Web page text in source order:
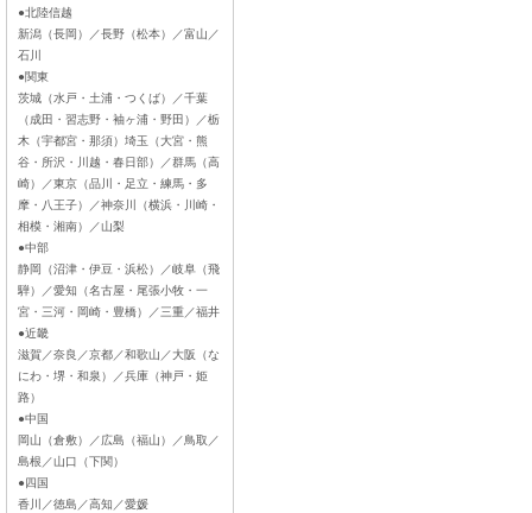
●北陸信越
新潟（長岡）／長野（松本）／富山／
石川
●関東
茨城（水戸・土浦・つくば）／千葉
（成田・習志野・袖ヶ浦・野田）／栃
木（宇都宮・那須）埼玉（大宮・熊
谷・所沢・川越・春日部）／群馬（高
崎）／東京（品川・足立・練馬・多
摩・八王子）／神奈川（横浜・川崎・
相模・湘南）／山梨
●中部
静岡（沼津・伊豆・浜松）／岐阜（飛
騨）／愛知（名古屋・尾張小牧・一
宮・三河・岡崎・豊橋）／三重／福井
●近畿
滋賀／奈良／京都／和歌山／大阪（な
にわ・堺・和泉）／兵庫（神戸・姫
路）
●中国
岡山（倉敷）／広島（福山）／鳥取／
島根／山口（下関）
●四国
香川／徳島／高知／愛媛